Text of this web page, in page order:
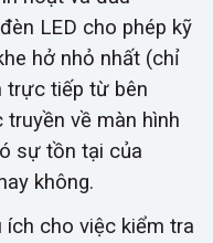
LED cho phép kỹ
hở nhỏ nhất (chỉ
trực tiếp từ bên
về màn hình
sự tồn tại của
không.
cho việc kiểm tra